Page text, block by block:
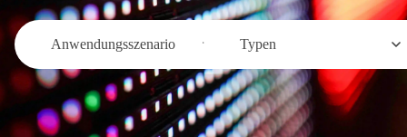
Anwendungsszenario Typen